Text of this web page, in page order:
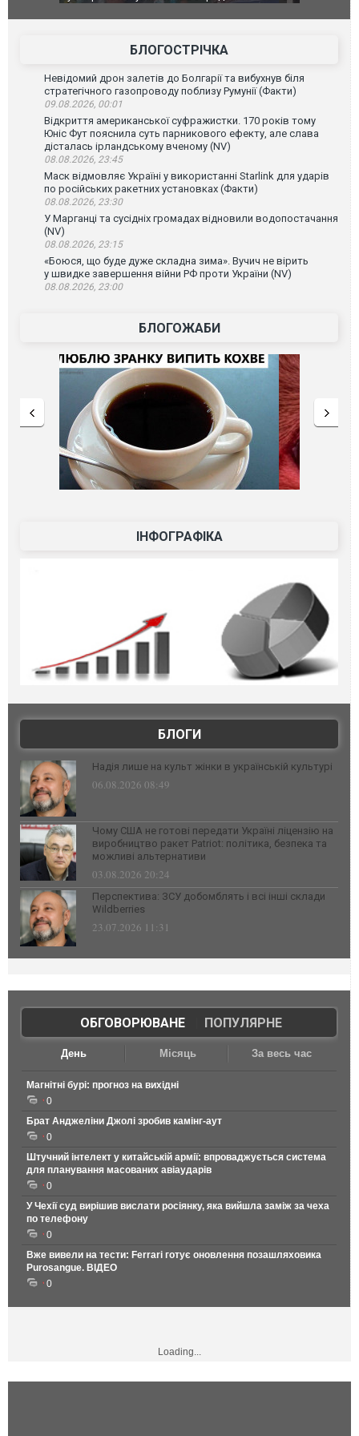
фільму
БЛОГОСТРІЧКА
Невідомий дрон залетів до Болгарії та вибухнув біля
стратегічного газопроводу поблизу Румунії (Факти)
09.08.2026, 00:01
Відкриття американської суфражистки. 170 років тому
Юніс Фут пояснила суть парникового ефекту, але слава
дісталась ірландському вченому (NV)
08.08.2026, 23:45
Маск відмовляє Україні у використанні Starlink для ударів
по російських ракетних установках (Факти)
08.08.2026, 23:30
У Марганці та сусідніх громадах відновили водопостачання
(NV)
08.08.2026, 23:15
«Боюся, що буде дуже складна зима». Вучич не вірить
у швидке завершення війни РФ проти України (NV)
08.08.2026, 23:00
БЛОГОЖАБИ
ІНФОГРАФІКА
БЛОГИ
Надія лише на культ жінки в українській культурі
06.08.2026 08:49
Чому США не готові передати Україні ліцензію на
виробництво ракет Patriot: політика, безпека та
можливі альтернативи
03.08.2026 20:24
Перспектива: ЗСУ добомблять і всі інші склади
Wildberries
23.07.2026 11:31
ОБГОВОРЮВАНЕ| ПОПУЛЯРНЕ
День Місяць За весь час
Магнітні бурі: прогноз на вихідні
0
Брат Анджеліни Джолі зробив камінг-аут
0
Штучний інтелект у китайській армії: впроваджується система
для планування масованих авіаударів
0
У Чехії суд вирішив вислати росіянку, яка вийшла заміж за чеха
по телефону
0
Вже вивели на тести: Ferrari готує оновлення позашляховика
Purosangue. ВІДЕО
0
Loading...